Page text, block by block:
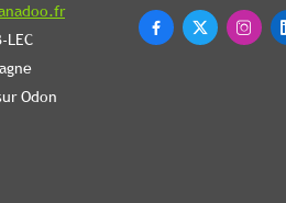
LEC
Odon
  